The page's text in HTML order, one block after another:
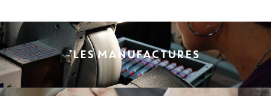
LES MANUFACTURES